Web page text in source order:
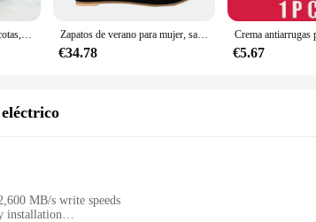
Ropa de princesa para mascotas, vestido de verano para perros, falda de boda para perros, York, chihuahua, caniche, faldas para perros, vestidos para gatos Zapatos de verano para mujer, sandalias sexis con punta abierta y correa en el tobillo, tacones altos, sandalias de cuña para fiesta, vestido de boda, zapatos de mujer 195-11VE 2024
€34.78 €5.67
MB/s write speeds
installation